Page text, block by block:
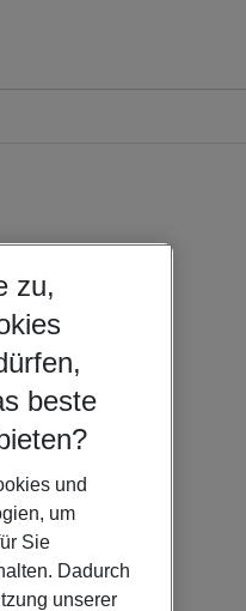
zu,
beste
und
um
Sie
Dadurch
unserer